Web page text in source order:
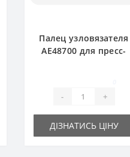
Палец узловязателя
AE48700 для пресс-
- +
ДІЗНАТИСЬ ЦІНУ